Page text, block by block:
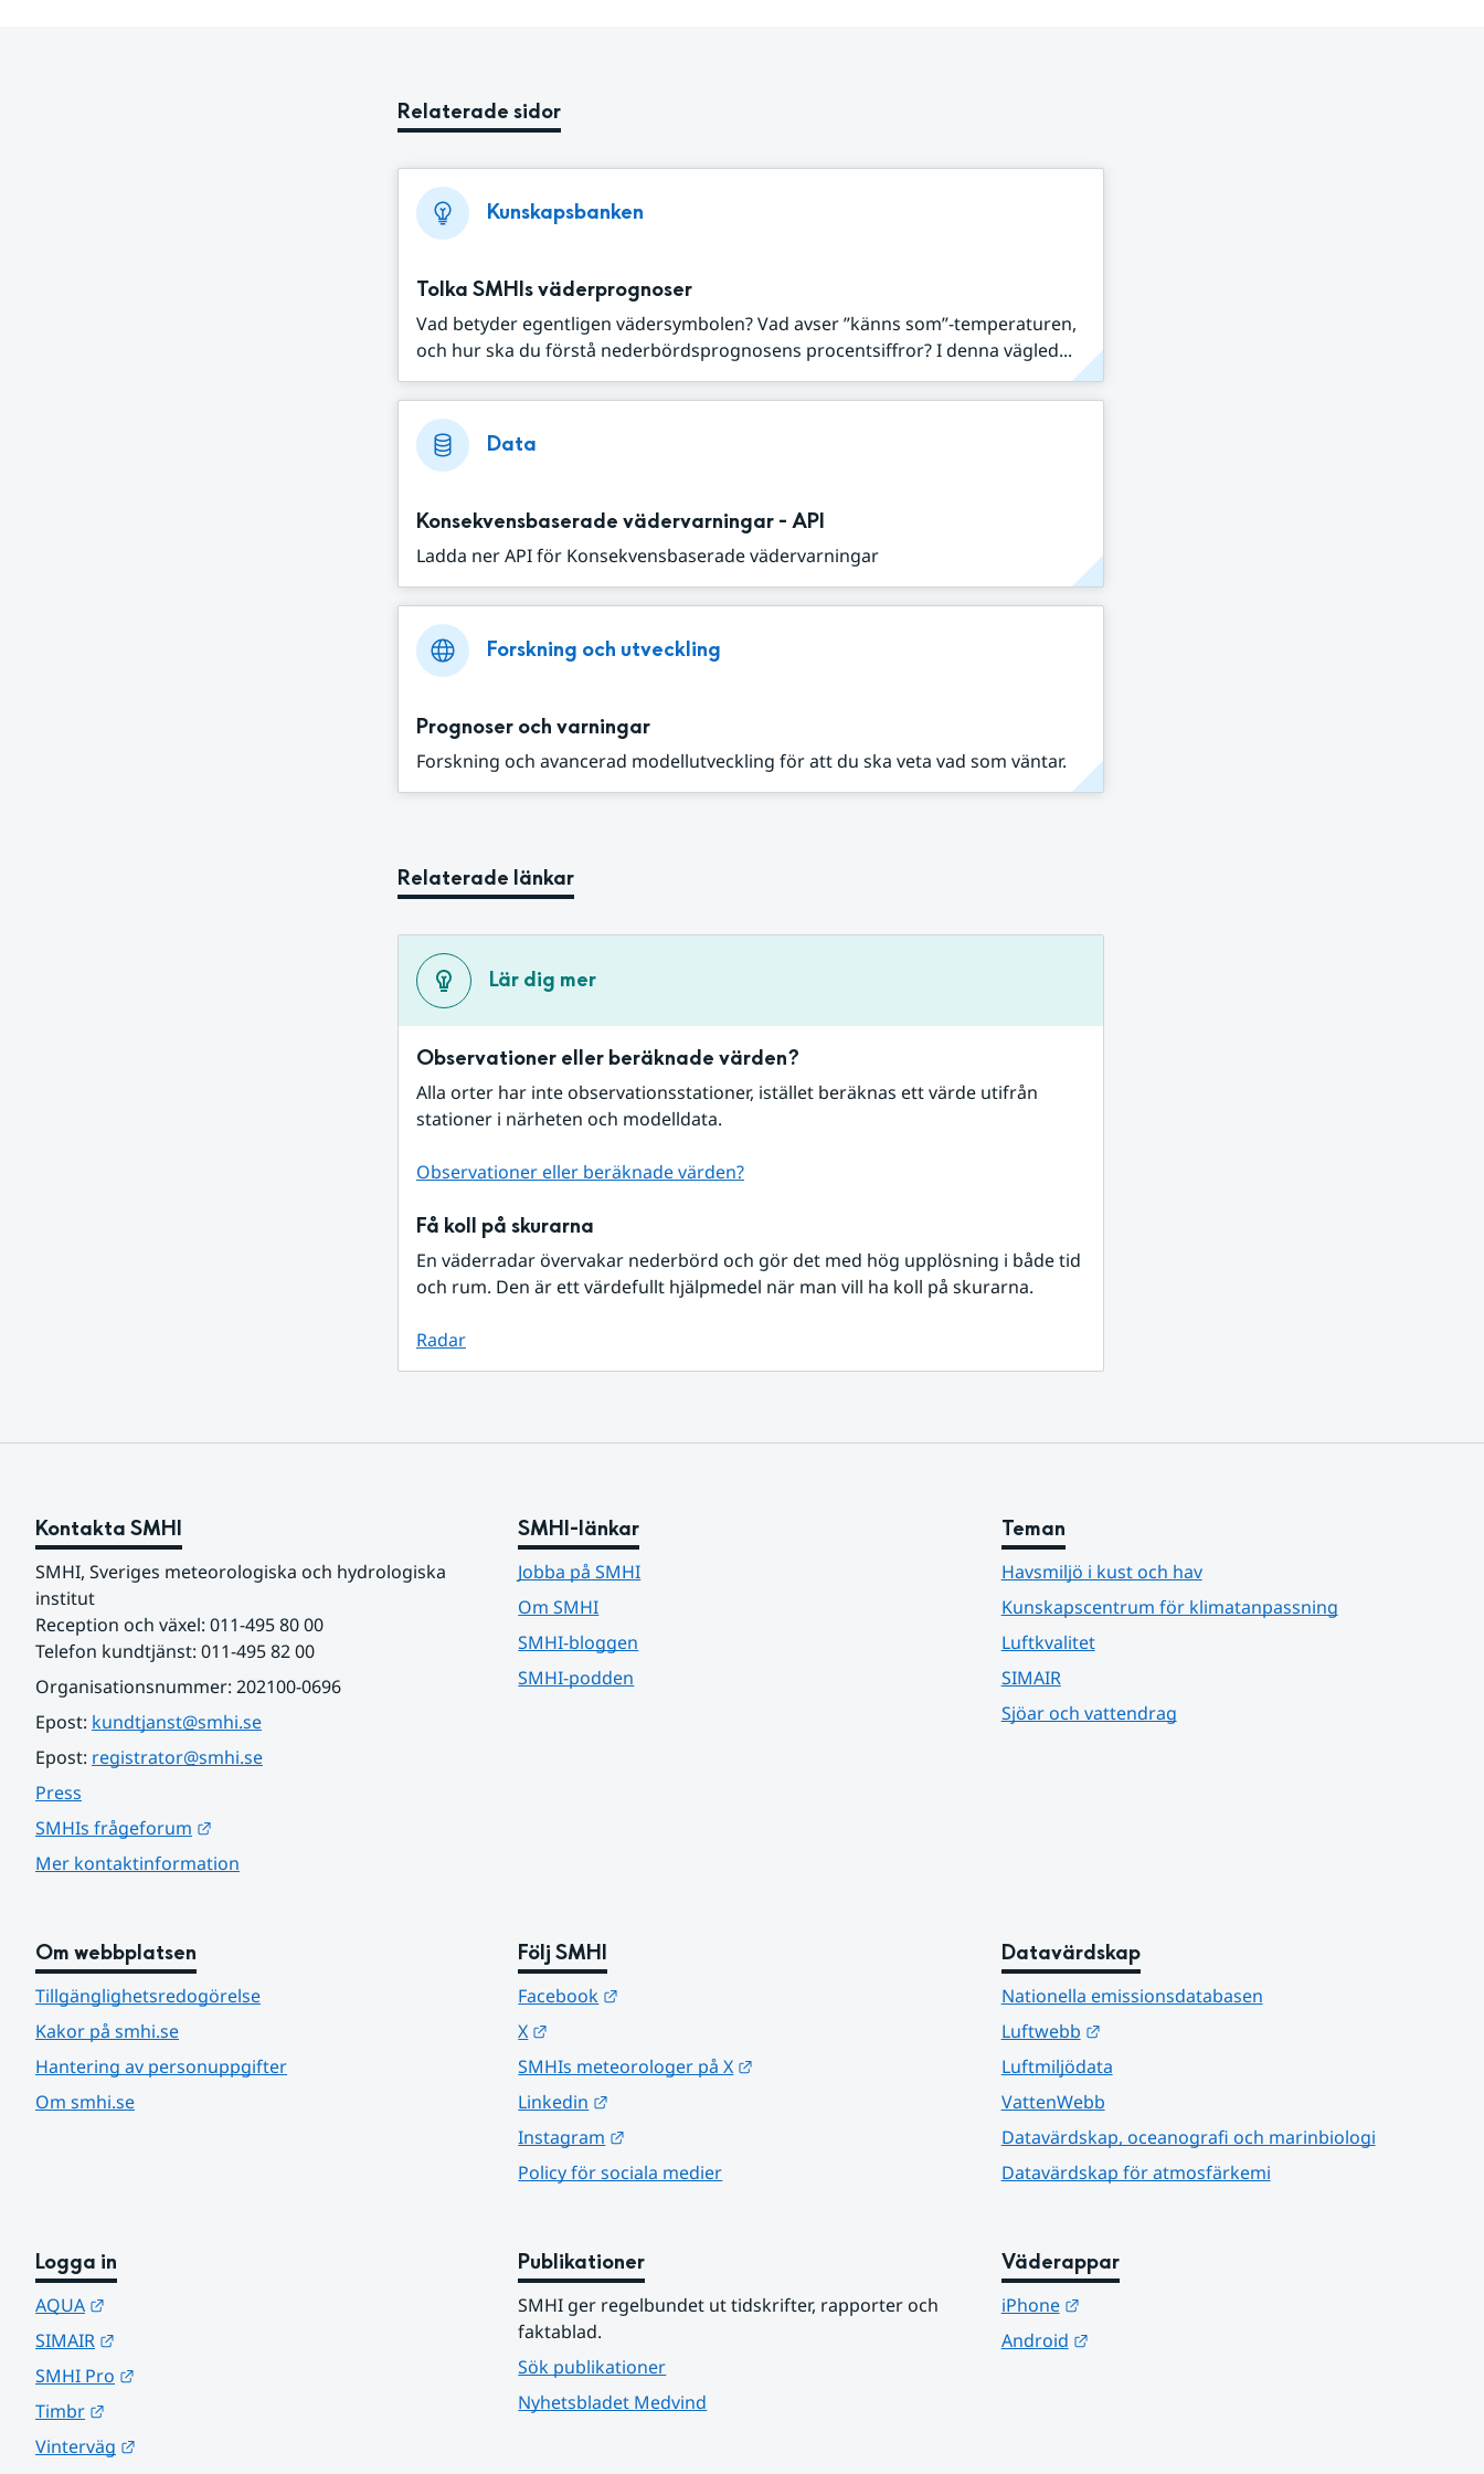
Relaterade sidor
Kunskapsbanken
Tolka SMHIs väderprognoser
Vad betyder egentligen vädersymbolen? Vad avser ”känns som”-temperaturen,
och hur ska du förstå nederbördsprognosens procentsiffror? I denna vägled...
Data
Konsekvensbaserade vädervarningar - API
Ladda ner API för Konsekvensbaserade vädervarningar
Forskning och utveckling
Prognoser och varningar
Forskning och avancerad modellutveckling för att du ska veta vad som väntar.
Relaterade länkar
Lär dig mer
Observationer eller beräknade värden?
Alla orter har inte observationsstationer, istället beräknas ett värde utifrån
stationer i närheten och modelldata.
Observationer eller beräknade värden?
Få koll på skurarna
En väderradar övervakar nederbörd och gör det med hög upplösning i både tid
och rum. Den är ett värdefullt hjälpmedel när man vill ha koll på skurarna.
Radar
Kontakta SMHI
SMHI, Sveriges meteorologiska och hydrologiska
institut
Reception och växel: 011-495 80 00
Telefon kundtjänst: 011-495 82 00
Organisationsnummer: 202100-0696
Epost: kundtjanst@smhi.se
Epost: registrator@smhi.se
Press
SMHIs frågeforum
Mer kontaktinformation
SMHI-länkar
Jobba på SMHI
Om SMHI
SMHI-bloggen
SMHI-podden
Teman
Havsmiljö i kust och hav
Kunskapscentrum för klimatanpassning
Luftkvalitet
SIMAIR
Sjöar och vattendrag
Om webbplatsen
Tillgänglighetsredogörelse
Kakor på smhi.se
Hantering av personuppgifter
Om smhi.se
Följ SMHI
Facebook
X
SMHIs meteorologer på X
Linkedin
Instagram
Policy för sociala medier
Datavärdskap
Nationella emissionsdatabasen
Luftwebb
Länk till annan webbplats.
Luftmiljödata
VattenWebb
Datavärdskap, oceanografi och marinbiologi
Datavärdskap för atmosfärkemi
Logga in
AQUA
SIMAIR
SMHI Pro
Timbr
Vinterväg
Publikationer
SMHI ger regelbundet ut tidskrifter, rapporter och
faktablad.
Sök publikationer
Nyhetsbladet Medvind
Väderappar
iPhone
Länk till annan webbplats.
Android
Länk till annan webbplats.